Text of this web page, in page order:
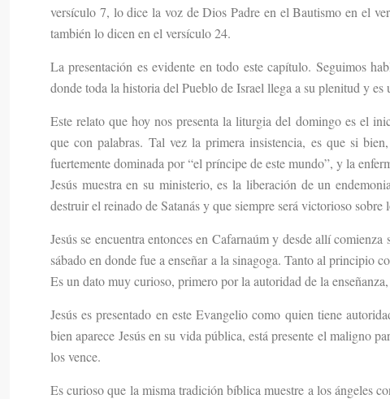
versículo 7, lo dice la voz de Dios Padre en el Bautismo en el
también lo dicen en el versículo 24.
La presentación es evidente en todo este capítulo. Seguimos
donde toda la historia del Pueblo de Israel llega a su plenitud y es
Este relato que hoy nos presenta la liturgia del domingo es el
que con palabras. Tal vez la primera insistencia, es que si
fuertemente dominada por “el príncipe de este mundo”, y la
Jesús muestra en su ministerio, es la liberación de un
destruir el reinado de Satanás y que siempre será victorioso sobre
Jesús se encuentra entonces en Cafarnaúm y desde allí
sábado en donde fue a enseñar a la sinagoga. Tanto al principio
Es un dato muy curioso, primero por la autoridad de la
Jesús es presentado en este Evangelio como quien tiene
bien aparece Jesús en su vida pública, está presente el maligno
los vence.
Es curioso que la misma tradición bíblica muestre a los ángeles